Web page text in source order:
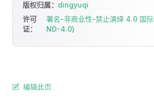
版权归属： dingyuqi
许可
证：
署名-非商业性-禁止演绎 4.0 国
ND-4.0)
编辑此页